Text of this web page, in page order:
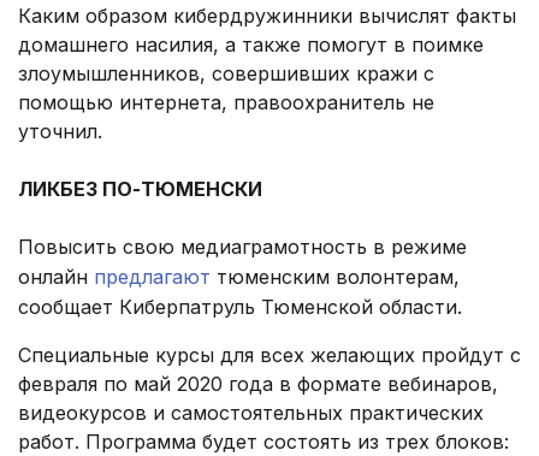
Каким образом кибердружинники вычислят факты
домашнего насилия, а также помогут в поимке
злоумышленников, совершивших кражи с
помощью интернета, правоохранитель не
уточнил.
ЛИКБЕЗ ПО-ТЮМЕНСКИ
Повысить свою медиаграмотность в режиме
онлайн предлагают тюменским волонтерам,
сообщает Киберпатруль Тюменской области.
Специальные курсы для всех желающих пройдут с
февраля по май 2020 года в формате вебинаров,
видеокурсов и самостоятельных практических
работ. Программа будет состоять из трех блоков: